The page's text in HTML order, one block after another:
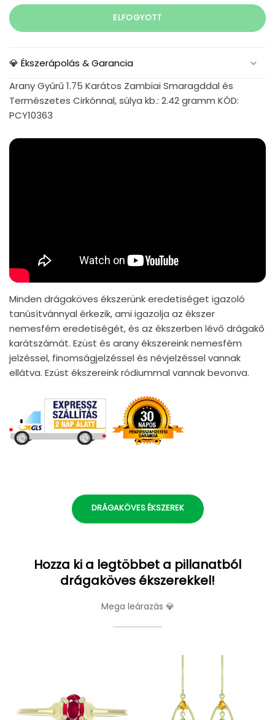
ELFOGYOTT
💎 Ékszerápolás & Garancia
Arany Gyűrű 1.75 Karátos Zambiai Smaragddal és
Természetes Cirkónnal, súlya kb.: 2.42 gramm KÓD:
PCY10363
Minden drágaköves ékszerünk eredetiséget igazoló
tanúsítvánnyal érkezik, ami igazolja az ékszer
nemesfém eredetiségét, és az ékszerben lévő drágakő
karátszámát. Ezüst és arany ékszereink nemesfém
jelzéssel, finomságjelzéssel és névjelzéssel vannak
ellátva. Ezüst ékszereink ródiummal vannak bevonva.
DRÁGAKÖVES ÉKSZEREK
Hozza ki a legtöbbet a pillanatból
drágaköves ékszerekkel!
Mega leárazás 💎